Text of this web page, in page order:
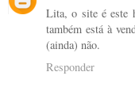
Lita, o site é este
também está à
(ainda) não.
Responder